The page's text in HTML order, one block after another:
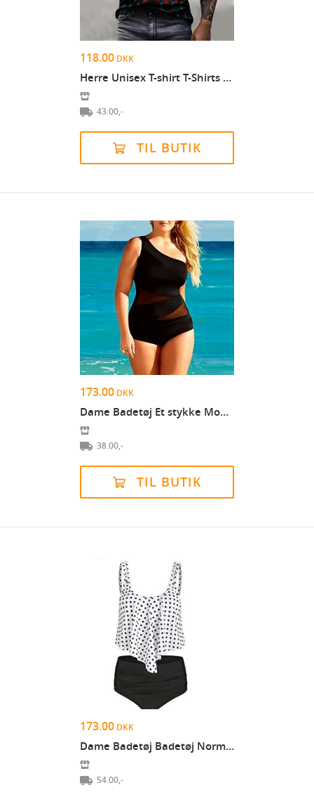
118.00 DKK
Herre Unisex T-shirt T-Shirts Grafisk 3D Print Run...
43.00,-
TIL BUTIK
173.00 DKK
Dame Badetøj Et stykke Monokini Plusstørrelser bad...
38.00,-
TIL BUTIK
173.00 DKK
Dame Badetøj Badetøj Normal badedragt Moderne Stil...
54.00,-